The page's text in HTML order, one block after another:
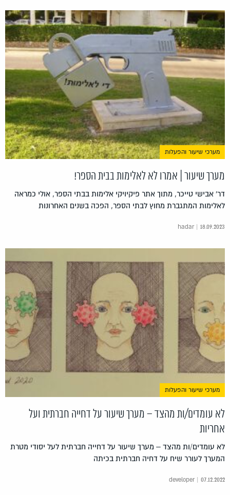
מערכי שיעור והפעלות
מערך שיעור | אמרו לא לאלימות בבית הספר!
דר' אבישי טייכר, מתוך אתר פיקיויקי אלימות בבתי הספר, אולי כמראה
לאלימות המתגברת מחוץ לבתי הספר, הפכה בשנים האחרונות
hadar | 18.09.2023
מערכי שיעור והפעלות
לא עומדים/ות מהצד – מערך שיעור על דחייה חברתית ועל
אחריות
לא עומדים/ות מהצד – מערך שיעור על דחייה חברתית לעל יסודי מטרת
המערך לעורר שיח על דחיה חברתית בכיתה
developer | 07.12.2022